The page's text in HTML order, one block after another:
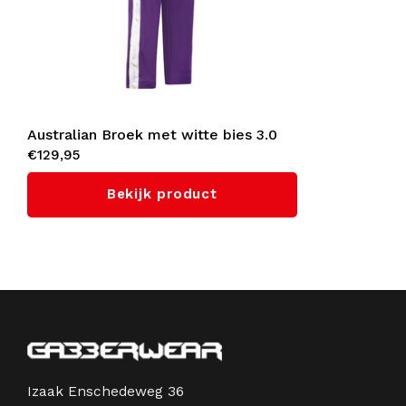
Australian Broek met witte bies 3.0
(Violet)
€129,95
Bekijk product
Izaak Enschedeweg 36